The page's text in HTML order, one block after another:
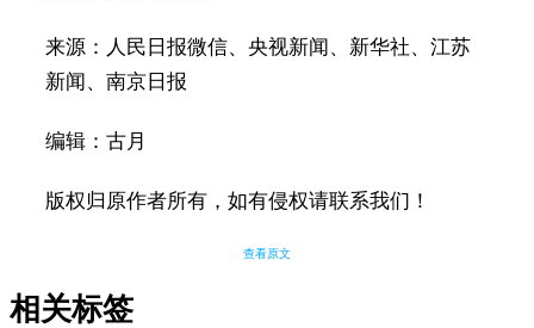
来源：人民日报微信、央视新闻、新华社、江苏
新闻、南京日报
编辑：古月
版权归原作者所有，如有侵权请联系我们！
查看原文
相关标签